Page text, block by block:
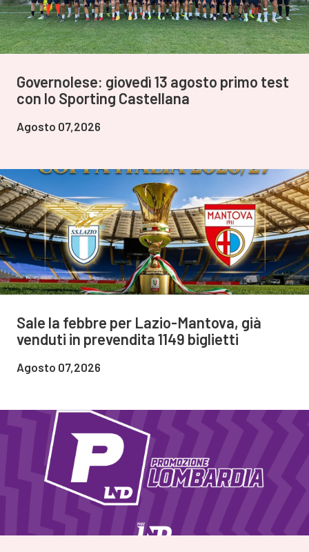
Governolese: giovedì 13 agosto primo test
con lo Sporting Castellana
Agosto 07,2026
Sale la febbre per Lazio-Mantova, già
venduti in prevendita 1149 biglietti
Agosto 07,2026